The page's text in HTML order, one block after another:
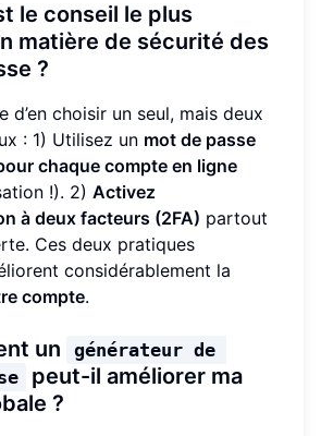
le conseil le plus
matière de sécurité des
?
d’en choisir un seul, mais deux
: 1) Utilisez un mot de passe
chaque compte en ligne
!). 2) Activez
à deux facteurs (2FA) partout
Ces deux pratiques
considérablement la
compte.
un
générateur de
peut-il améliorer ma
?